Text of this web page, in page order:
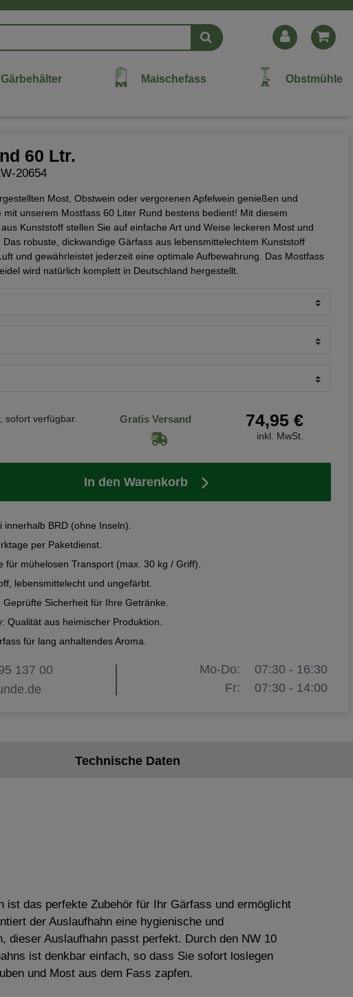
Gärbehälter Maischefass Obstmühle
60 Ltr.
20654
Most, Obstwein oder vergorenen Apfelwein genießen und
mit unserem Mostfass 60 Liter Rund bestens bedient! Mit diesem
Kunststoff stellen Sie auf einfache Art und Weise leckeren Most und
robuste, dickwandige Gärfass aus lebensmittelechtem Kunststoff
und gewährleistet jederzeit eine optimale Aufbewahrung. Das Mostfass
wird natürlich komplett in Deutschland hergestellt.
sofort verfügbar. Gratis Versand 74,95 €
inkl. MwSt.
In den Warenkorb
innerhalb BRD (ohne Inseln).
per Paketdienst.
für mühelosen Transport (max. 30 kg / Griff).
lebensmittelecht und ungefärbt.
Sicherheit für Ihre Getränke.
Qualität aus heimischer Produktion.
für lang anhaltendes Aroma.
137 00
Mo-Do:
07:30 - 16:30
Fr:
07:30 - 14:00
Technische Daten
ist das perfekte Zubehör für Ihr Gärfass und ermöglicht
der Auslaufhahn eine hygienische und
dieser Auslaufhahn passt perfekt. Durch den NW 10
ist denkbar einfach, so dass Sie sofort loslegen
und Most aus dem Fass zapfen.